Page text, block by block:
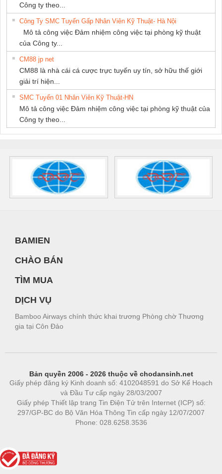
Công ty theo...
Công Ty SMC Tuyển Gấp Nhân Viên Kỹ Thuật- Hà Nội
Mô tả công việc Đảm nhiệm công việc tại phòng kỹ thuật
của Công ty...
CM88 jp net
CM88 là nhà cái cá cược trực tuyến uy tín, sở hữu thế giới
giải trí hiện...
SMC Tuyển 01 Nhân Viên Kỹ Thuật-HN
Mô tả công việc Đảm nhiệm công việc tại phòng kỹ thuật của
Công ty theo...
BAMIEN
CHÀO BÁN
TÌM MUA
DỊCH VỤ
Bamboo Airways chính thức khai trương Phòng chờ Thương
gia tại Côn Đảo
Bản quyền 2006 - 2026 thuộc về chodansinh.net
Giấy phép đăng ký Kinh doanh số: 4102048591 do Sở Kế Hoạch
và Đầu Tư cấp ngày 28/03/2007
Giấy phép Thiết lập trang Tin Điện Tử trên Internet (ICP) số:
297/GP-BC do Bộ Văn Hóa Thông Tin cấp ngày 12/07/2007
Phone: 028.6258.3536